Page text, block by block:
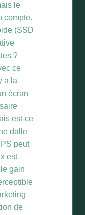
le
compte.
(SSD
?
ce
a la
écran
est-ce
dalle
peut
est
gain
de